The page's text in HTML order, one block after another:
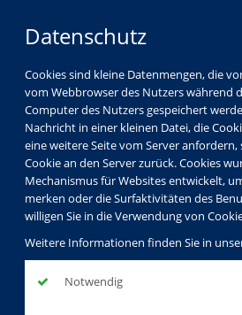
Datenschutz
Cookies sind kleine Datenmengen, die
vom Webbrowser des Nutzers während
Computer des Nutzers gespeichert
Nachricht in einer kleinen Datei, die
eine weitere Seite vom Server
Cookie an den Server zurück. Cookies
Mechanismus für Websites entwickelt,
merken oder die Surfaktivitäten des
willigen Sie in die Verwendung von
Weitere Informationen finden Sie in
Notwendig
Programm
Schulkindbetreuung